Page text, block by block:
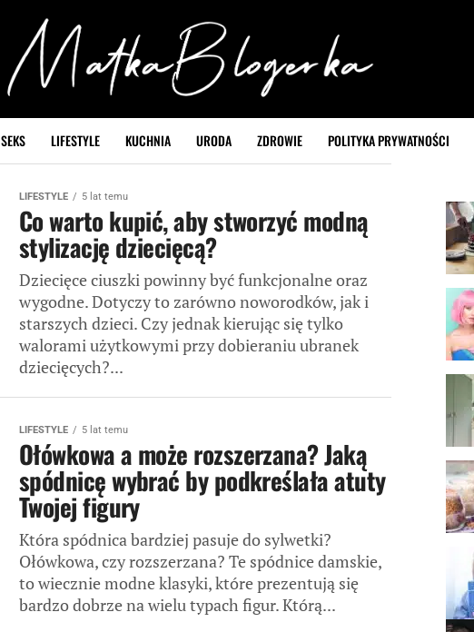
SEKS LIFESTYLE KUCHNIA URODA ZDROWIE POLITYKA PRYWATNOŚCI
LIFESTYLE 5 lat temu
Co warto kupić, aby stworzyć modną
stylizację dziecięcą?
Dziecięce ciuszki powinny być funkcjonalne oraz
wygodne. Dotyczy to zarówno noworodków, jak i
starszych dzieci. Czy jednak kierując się tylko
walorami użytkowymi przy dobieraniu ubranek
dziecięcych?...
LIFESTYLE 5 lat temu
Ołówkowa a może rozszerzana? Jaką
spódnicę wybrać by podkreślała atuty
Twojej figury
Która spódnica bardziej pasuje do sylwetki?
Ołówkowa, czy rozszerzana? Te spódnice damskie,
to wiecznie modne klasyki, które prezentują się
bardzo dobrze na wielu typach figur. Którą...